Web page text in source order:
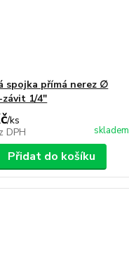
spojka přímá nerez ∅
závit 1/4"
/ks
DPH skladem
Přidat do košíku